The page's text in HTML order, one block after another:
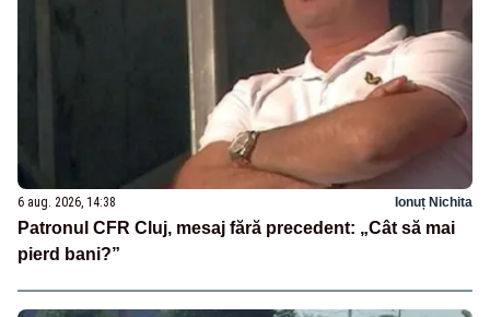
6 aug. 2026, 14:38 Ionuț Nichita
Patronul CFR Cluj, mesaj fără precedent: „Cât să mai
pierd bani?”